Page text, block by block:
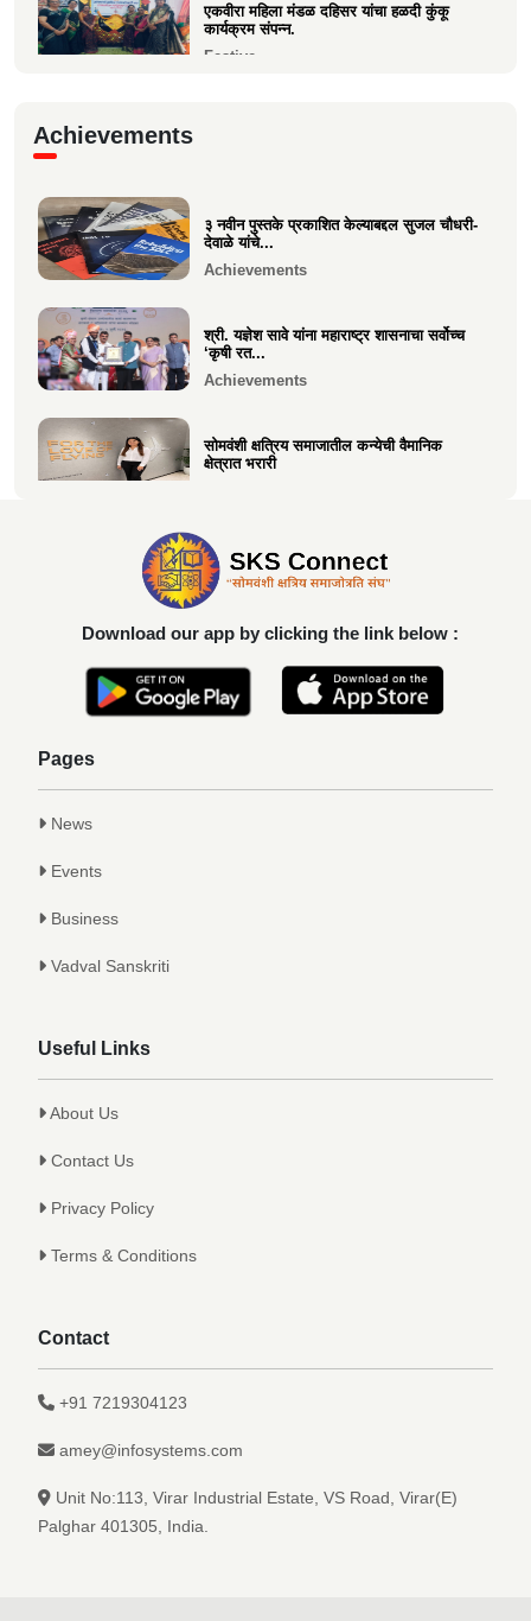
एकवीरा महिला मंडळ दहिसर यांचा हळदी कुंकू
कार्यक्रम संपन्न.
Festive
श्री. श्रीहास चुरी यांच्या आयईसीए फाउंडेशनच्या
पुरुष वृद्धाश...
Festive
Achievements
३ नवीन पुस्तके प्रकाशित केल्याबद्दल सुजल चौधरी-
देवाळे यांचे...
Achievements
श्री. यज्ञेश सावे यांना महाराष्ट्र शासनाचा सर्वोच्च
‘कृषी रत...
Achievements
सोमवंशी क्षत्रिय समाजातील कन्येची वैमानिक
क्षेत्रात भरारी
दिलीप हरीचंद्र वर्तक चटाळे यांचे एलएलबी परीक्षेत
यश
Achievements
कु. आलाप किशोर सावे, आपल्या अथक परिश्रम व
गुणवत्तेवर यशस्वीर...
Achievements
Download our app by clicking the link below :
Pages
News
Events
Business
Vadval Sanskriti
Useful Links
About Us
Contact Us
Privacy Policy
Terms & Conditions
Contact
+91 7219304123
amey@infosystems.com
Unit No:113, Virar Industrial Estate, VS Road, Virar(E)
Palghar 401305, India.